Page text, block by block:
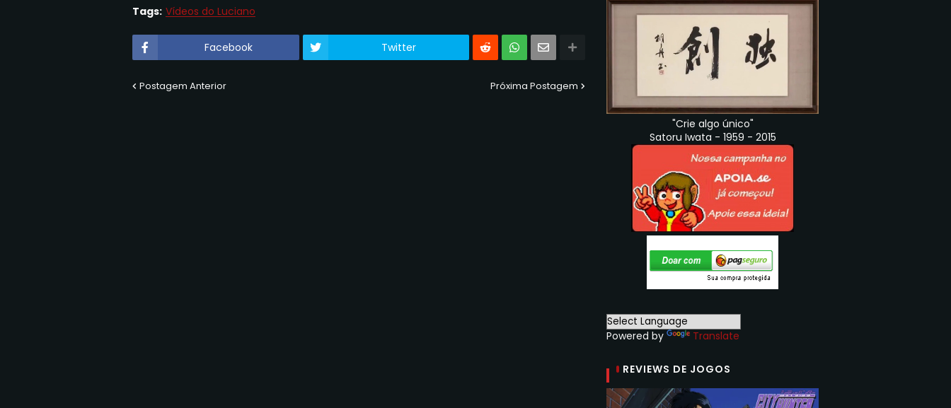
Tags: Vídeos do Luciano
Facebook Twitter
Postagem Anterior Próxima Postagem
"Crie algo único"
Satoru Iwata - 1959 - 2015
Powered by Translate
REVIEWS DE JOGOS